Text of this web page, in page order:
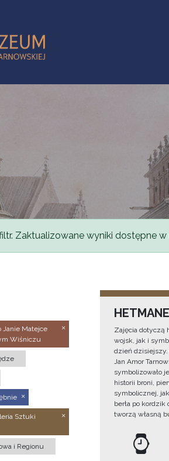
Zaktualizowane wyniki dostępne w
Janie Matejce
Wiśniczu
Sztuki
i Regionu
Zajęcia dotyczą
wojsk, jak i
dzień dzisiejszy.
Jan Amor
symbolizowało
historii broni,
symbolicznej,
berła po
tworzą własną